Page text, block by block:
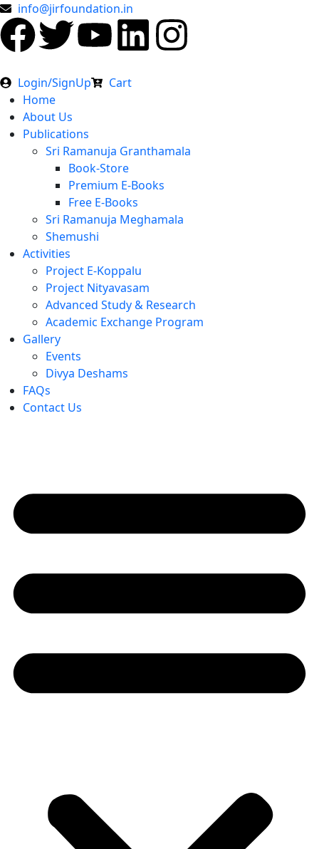
info@jirfoundation.in
Login/SignUp
Cart
Home
About Us
Publications
Sri Ramanuja Granthamala
Book-Store
Premium E-Books
Free E-Books
Sri Ramanuja Meghamala
Shemushi
Activities
Project E-Koppalu
Project Nityavasam
Advanced Study & Research
Academic Exchange Program
Gallery
Events
Divya Deshams
FAQs
Contact Us